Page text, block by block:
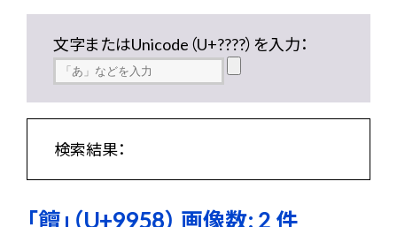
文字またはUnicode（U+????）を入力：
検索結果：
「饘」（U+9958） 画像数: 2 件